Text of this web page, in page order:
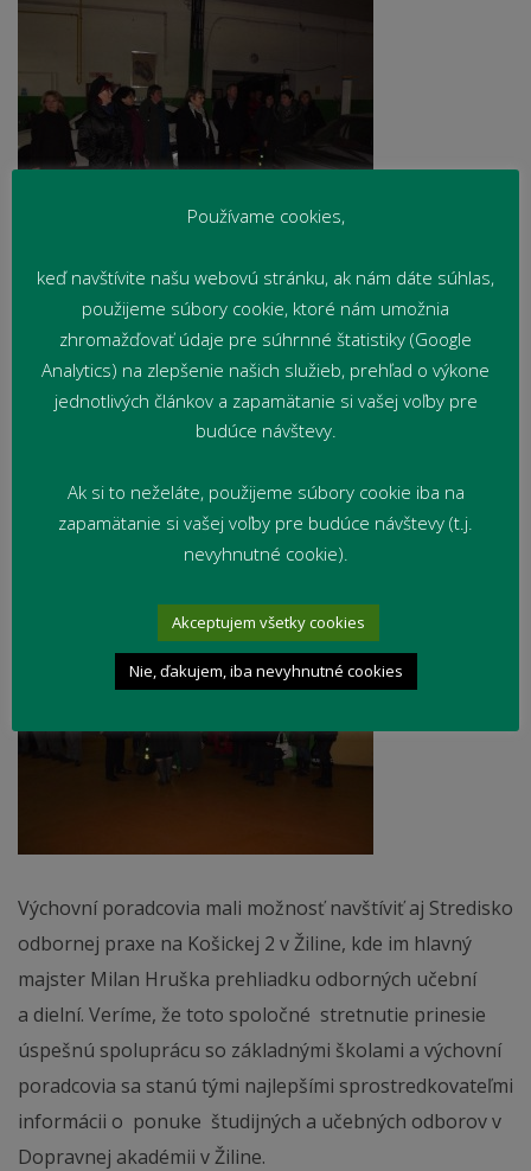
Výchovní poradcovia mali možnosť navštíviť aj Stredisko
odbornej praxe na Košickej 2 v Žiline, kde im hlavný
majster Milan Hruška prehliadku odborných učební
a dielní. Veríme, že toto spoločné stretnutie prinesie
úspešnú spoluprácu so základnými školami a výchovní
poradcovia sa stanú tými najlepšími sprostredkovateľmi
informácii o ponuke študijných a učebných odborov v
Dopravnej akadémii v Žiline.
Používame cookies,
keď navštívite našu webovú stránku, ak nám dáte súhlas,
použijeme súbory cookie, ktoré nám umožnia
zhromažďovať údaje pre súhrnné štatistiky (Google
Analytics) na zlepšenie našich služieb, prehľad o výkone
jednotlivých článkov a zapamätanie si vašej voľby pre
budúce návštevy.
Ak si to neželáte, použijeme súbory cookie iba na
zapamätanie si vašej voľby pre budúce návštevy (t.j.
nevyhnutné cookie).
Akceptujem všetky cookies
Nie, ďakujem, iba nevyhnutné cookies